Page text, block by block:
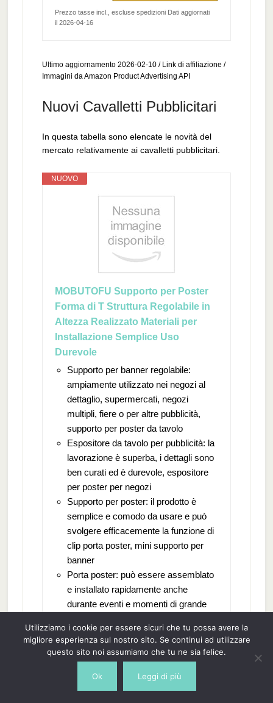
Prezzo tasse incl., escluse spedizioni Dati aggiornati
il 2026-04-16
Ultimo aggiornamento 2026-02-10 / Link di affiliazione /
Immagini da Amazon Product Advertising API
Nuovi Cavalletti Pubblicitari
In questa tabella sono elencate le novità del
mercato relativamente ai cavalletti pubblicitari.
NUOVO
MOBUTOFU Supporto per Poster
Forma di T Struttura Regolabile in
Altezza Realizzato Materiali per
Installazione Semplice Uso
Durevole
Supporto per banner regolabile:
ampiamente utilizzato nei negozi al
dettaglio, supermercati, negozi
multipli, fiere o per altre pubblicità,
supporto per poster da tavolo
Espositore da tavolo per pubblicità: la
lavorazione è superba, i dettagli sono
ben curati ed è durevole, espositore
per poster per negozi
Supporto per poster: il prodotto è
semplice e comodo da usare e può
svolgere efficacemente la funzione di
clip porta poster, mini supporto per
banner
Porta poster: può essere assemblato
e installato rapidamente anche
durante eventi e momenti di grande
facilmente e in modo compatto anche
dopo l'uso, porta poster
Supporti per cartelli da esposizione:
l'altezza di questo supporto per
display può essere regolata in base
Utilizziamo i cookie per essere sicuri che tu possa avere la
migliore esperienza sul nostro sito. Se continui ad utilizzare
questo sito noi assumiamo che tu ne sia felice.
Ok Leggi di più